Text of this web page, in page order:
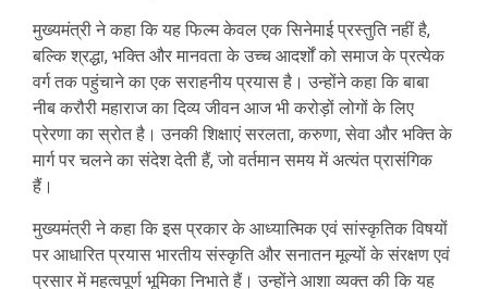
मुख्यमंत्री ने कहा कि यह फिल्म केवल एक सिनेमाई प्रस्तुति नहीं है,
बल्कि श्रद्धा, भक्ति और मानवता के उच्च आदर्शों को समाज के प्रत्येक
वर्ग तक पहुंचाने का एक सराहनीय प्रयास है। उन्होंने कहा कि बाबा
नीब करौरी महाराज का दिव्य जीवन आज भी करोड़ों लोगों के लिए
प्रेरणा का स्रोत है। उनकी शिक्षाएं सरलता, करुणा, सेवा और भक्ति के
मार्ग पर चलने का संदेश देती हैं, जो वर्तमान समय में अत्यंत प्रासंगिक
हैं।
मुख्यमंत्री ने कहा कि इस प्रकार के आध्यात्मिक एवं सांस्कृतिक विषयों
पर आधारित प्रयास भारतीय संस्कृति और सनातन मूल्यों के संरक्षण एवं
प्रसार में महत्वपूर्ण भूमिका निभाते हैं। उन्होंने आशा व्यक्त की कि यह